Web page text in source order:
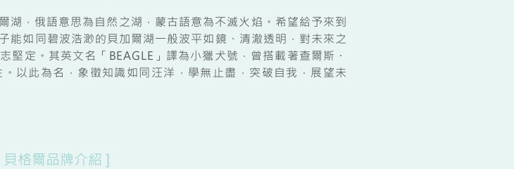
湖，俄語意思為自然之湖，蒙古語意為不滅火焰。希望給予來到
能如同碧波浩渺的貝加爾湖一般波平如鏡、清澈透明，對未來之
堅定。其英文名「BEAGLE」譯為小獵犬號，曾搭載著查爾斯・
以此為名，象徵知識如同汪洋，學無止盡，突破自我，展望未
貝格爾品牌介紹 ]